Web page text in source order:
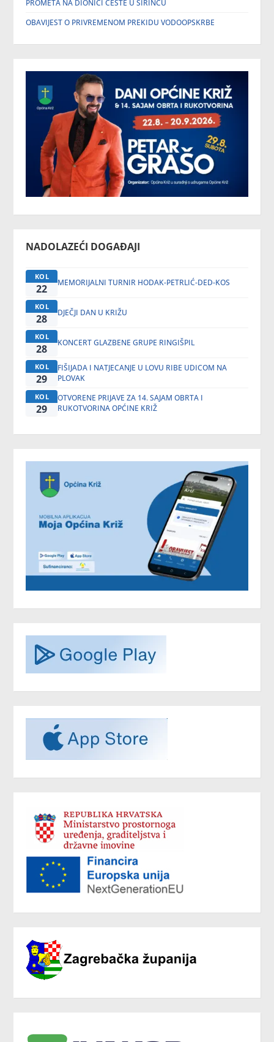
PROMETA NA DIONICI CESTE U ŠIRINCU
OBAVIJEST O PRIVREMENOM PREKIDU VODOOPSKRBE
NADOLAZEĆI DOGAĐAJI
KOL
22 MEMORIJALNI TURNIR HODAK-PETRLIĆ-DED-KOS
KOL
28 DJEČJI DAN U KRIŽU
KOL
28 KONCERT GLAZBENE GRUPE RINGIŠPIL
KOL
29
FIŠIJADA I NATJECANJE U LOVU RIBE UDICOM NA
PLOVAK
KOL
29
OTVORENE PRIJAVE ZA 14. SAJAM OBRTA I
RUKOTVORINA OPĆINE KRIŽ